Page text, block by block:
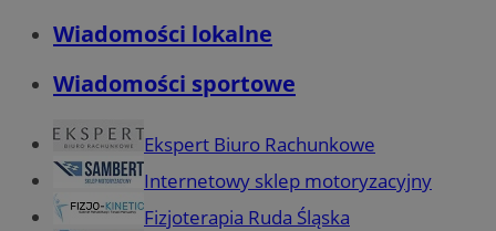
Wiadomości lokalne
Wiadomości sportowe
Ekspert Biuro Rachunkowe
Internetowy sklep motoryzacyjny
Fizjoterapia Ruda Śląska